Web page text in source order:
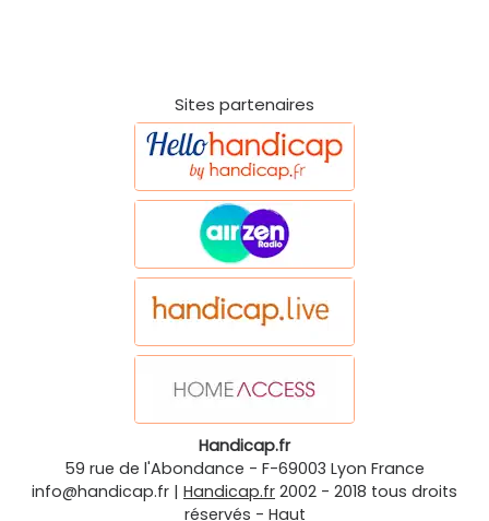
Sites partenaires
Handicap.fr
59 rue de l'Abondance - F-69003 Lyon France
info@handicap.fr | Handicap.fr 2002 - 2018 tous droits
réservés - Haut